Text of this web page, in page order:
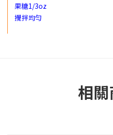
果糖1/3oz
攪拌均勻
相